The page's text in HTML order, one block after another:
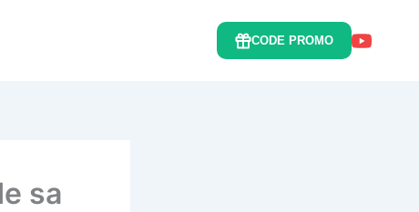
CODE PROMO
sa